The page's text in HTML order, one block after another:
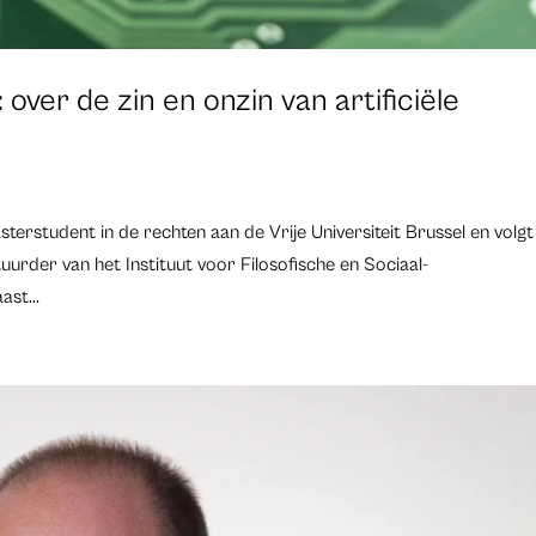
de zin en onzin van artificiële
in de rechten aan de Vrije Universiteit Brussel en
van het Instituut voor Filosofische en Sociaal-